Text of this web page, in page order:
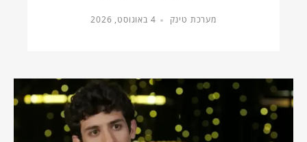
מערכת טינק 4 באוגוסט, 2026